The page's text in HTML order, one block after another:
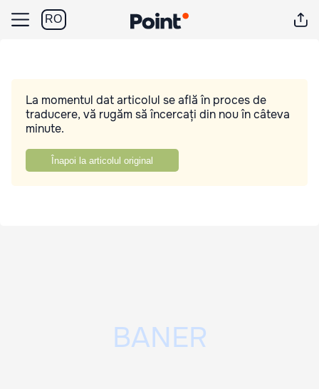
RO
La momentul dat articolul se află în proces de
traducere, vă rugăm să încercați din nou în câteva
minute.
Înapoi la articolul original